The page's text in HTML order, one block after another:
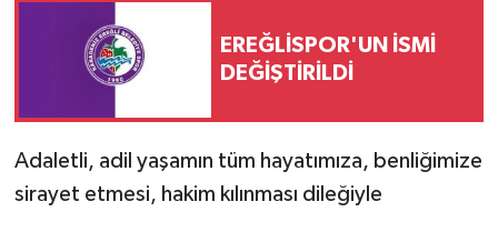
EREĞLİSPOR'UN İSMİ
DEĞİŞTİRİLDİ
Adaletli, adil yaşamın tüm hayatımıza, benliğimize
sirayet etmesi, hakim kılınması dileğiyle